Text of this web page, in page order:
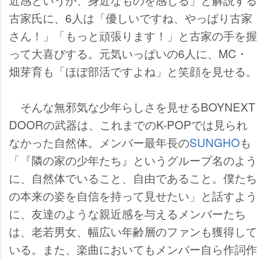
古家氏に、6人は「優しいですね、やっぱり古家
さん！」「もっと頑張ります！」と古家の手を握
って大喜びする。元気いっぱいの6人に、MC・
畑芽育も「ほぼ部活ですよね」と笑顔を見せる。
そんな無邪気な少年らしさを見せるBOYNEXT
DOORの武器は、これまでのK-POPでは見られ
なかった自然体。メンバー最年長のSUNGHOも
「『隣の家の少年たち』というグループ名のよう
に、自然体でいること、自由であること。僕たち
の本来の姿を自信を持って見せたい」と話すよう
に、友達のような親近感を与えるメンバーたち
は、老若男女、幅広い年齢層のファンも獲得して
いる。また、楽曲においてもメンバー自ら作詞作